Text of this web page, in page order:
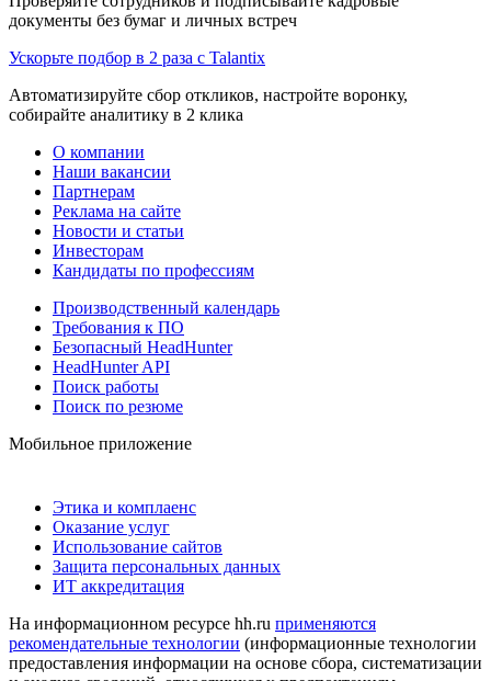
документы без бумаг и личных встреч
Ускорьте подбор в 2 раза с Talantix
Автоматизируйте сбор откликов, настройте воронку,
собирайте аналитику в 2 клика
О компании
Наши вакансии
Партнерам
Реклама на сайте
Новости и статьи
Инвесторам
Кандидаты по профессиям
Производственный календарь
Требования к ПО
Безопасный HeadHunter
HeadHunter API
Поиск работы
Поиск по резюме
Мобильное приложение
Этика и комплаенс
Оказание услуг
Использование сайтов
Защита персональных данных
ИТ аккредитация
На информационном ресурсе hh.ru применяются
рекомендательные технологии (информационные технологии
предоставления информации на основе сбора, систематизации